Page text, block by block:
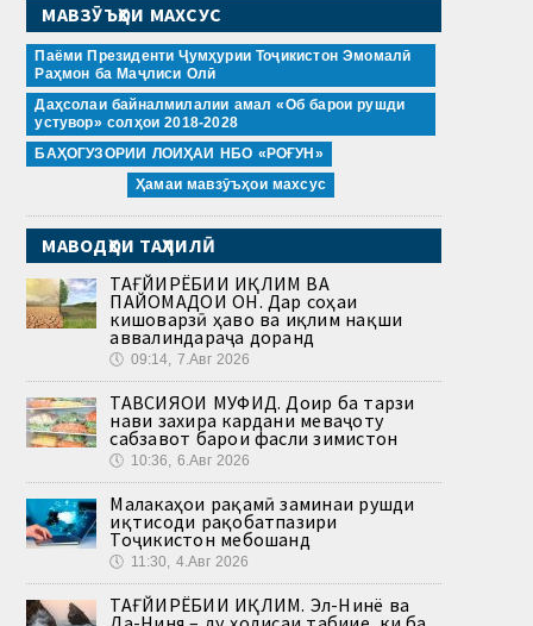
МАВЗӮЪҲОИ МАХСУС
Паёми Президенти Ҷумҳурии Тоҷикистон Эмомалӣ
Раҳмон ба Маҷлиси Олӣ
Даҳсолаи байналмилалии амал «Об барои рушди
устувор» солҳои 2018-2028
БАҲОГУЗОРИИ ЛОИҲАИ НБО «РОҒУН»
Ҳамаи мавзӯъҳои махсус
МАВОДҲОИ ТАҲЛИЛӢ
ТАҒЙИРЁБИИ ИҚЛИМ ВА
ПАЙОМАДҲОИ ОН. Дар соҳаи
кишоварзӣ ҳаво ва иқлим нақши
аввалиндараҷа доранд
🕔 09:14, 7.Авг 2026
ТАВСИЯҲОИ МУФИД. Доир ба тарзи
нави захира кардани меваҷоту
сабзавот барои фасли зимистон
🕔 10:36, 6.Авг 2026
Малакаҳои рақамӣ заминаи рушди
иқтисоди рақобатпазири
Тоҷикистон мебошанд
🕔 11:30, 4.Авг 2026
ТАҒЙИРЁБИИ ИҚЛИМ. Эл-Нинё ва